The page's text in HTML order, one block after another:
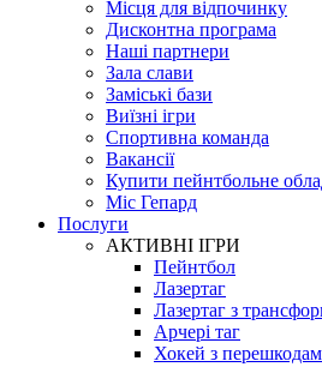
Місця для відпочинку
Дисконтна програма
Наші партнери
Зала слави
Заміські бази
Виїзні ігри
Спортивна команда
Вакансії
Купити пейнтбольне
Міс Гепард
Послуги
АКТИВНІ ІГРИ
Пейнтбол
Лазертаг
Лазертаг з
Арчері таг
Хокей з